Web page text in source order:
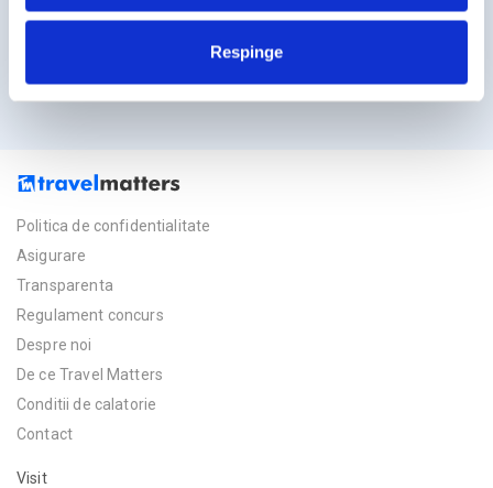
Respinge
Transparenta Rezervarilor
Politica de confidentialitate
Asigurare
Transparenta
Regulament concurs
Despre noi
De ce Travel Matters
Conditii de calatorie
Contact
Visit